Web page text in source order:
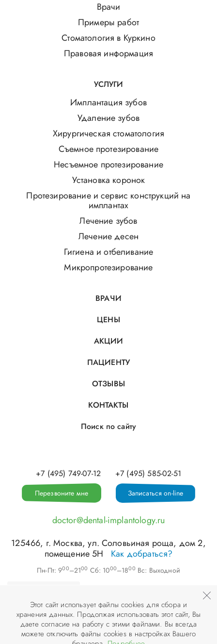
Врачи
Примеры работ
Стоматология в Куркино
Правовая информация
УСЛУГИ
Имплантация зубов
Удаление зубов
Хирургическая стоматология
Съемное протезирование
Несъемное протезирование
Установка коронок
Протезирование и сервис конструкций на
имплантах
Лечение зубов
Лечение десен
Гигиена и отбеливание
Микропротезирование
ВРАЧИ
ЦЕНЫ
АКЦИИ
ПАЦИЕНТУ
ОТЗЫВЫ
КОНТАКТЫ
Поиск по сайту
+7 (495) 749-07-12 +7 (495) 585-02-51
Перезвоните мне Записаться on-line
doctor@dental-implantology.ru
125466, г.Москва,ул. Соловьиная роща, дом 2,
помещение 5Н
Как добраться?
Пн-Пт: 900–2100 Сб: 1000–1800 Вс: Выходной
©ООО «АПЕКС-Д», 2026
© Разработка и дизайн сайта «Инфодизайн» , 2007–2026
Этот сайт использует файлы cookies для сбора и
хранения данных. Продолжая использовать этот сайт, Вы
даете согласие на работу с этими файлами. Вы всегда
можете отключить файлы cookies в настройках Вашего